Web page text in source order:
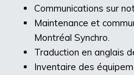
Communications sur
Maintenance et
Montréal Synchro.
Traduction en anglais
Inventaire des